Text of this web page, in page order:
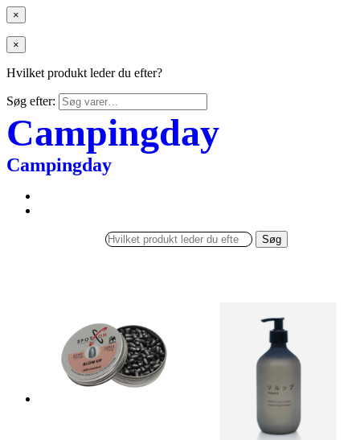
×
×
Hvilket produkt leder du efter?
Søg efter:
Campingday
Campingday
Søg